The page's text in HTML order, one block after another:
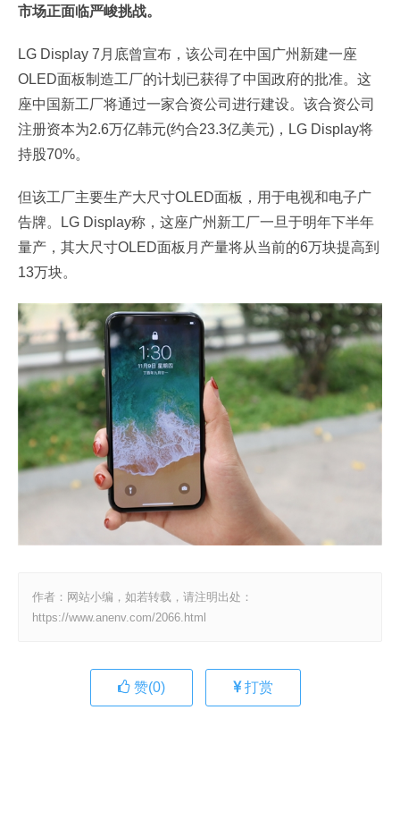
市场正面临严峻挑战。
LG Display 7月底曾宣布，该公司在中国广州新建一座
OLED面板制造工厂的计划已获得了中国政府的批准。这
座中国新工厂将通过一家合资公司进行建设。该合资公司
注册资本为2.6万亿韩元(约合23.3亿美元)，LG Display将
持股70%。
但该工厂主要生产大尺寸OLED面板，用于电视和电子广
告牌。LG Display称，这座广州新工厂一旦于明年下半年
量产，其大尺寸OLED面板月产量将从当前的6万块提高到
13万块。
作者：网站小编，如若转载，请注明出处：
https://www.anenv.com/2066.html
赞(0) 打赏